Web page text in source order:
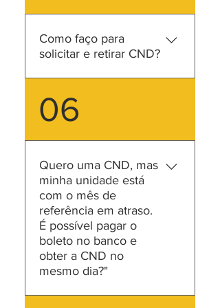
do imóvel, recaindo, sempre
pelo pagamento das cotas de
virtude das obrigações.
Como faço para
solicitar e retirar CND?
Quitação é emitida pelo
escritório da Duplique Santa
Catarina que atende o seu
será emitido desde que a
unidade não apresente
débitos em aberto até a data
da solicitação. O documento
deve ser retirado direto no
escritório que fará esta
emissão.
06
Quero uma CND, mas
minha unidade está
com o mês de
referência em atraso.
É possível pagar o
boleto no banco e
obter a CND no
mesmo dia?"